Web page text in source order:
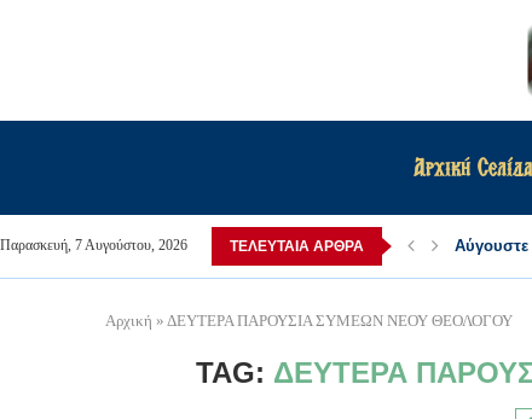
Αρχική Σελίδα
Παρασκευή, 7 Αυγούστου, 2026 ΤΕΛΕΥΤΑΊΑ ΆΡΘΡΑ Αύγουστε
Αρχική » ΔΕΥΤΕΡΑ ΠΑΡΟΥΣΙΑ ΣΥΜΕΩΝ ΝΕΟΥ ΘΕΟΛΟΓΟΥ
TAG: ΔΕΥΤΕΡΑ